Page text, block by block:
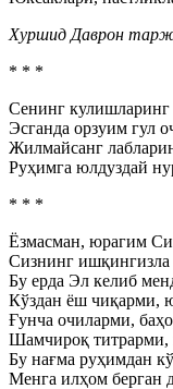
Хуршид Даврон
* * *
Сенинг
Эсганда орзуим гул
Жилмайсанг
Руҳимга юлдуздай
* * *
Ёзмасман, юрагим
Сизнинг ишқингизла
Бу ерда Эл келиб
Кўздан ёш чиқарми,
Ғунча очиларми,
Шамчироқ титрарми,
Бу нағма руҳимдан
Менга илҳом берган